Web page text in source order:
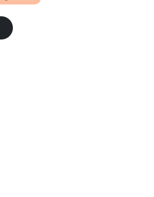
or use the buttons to